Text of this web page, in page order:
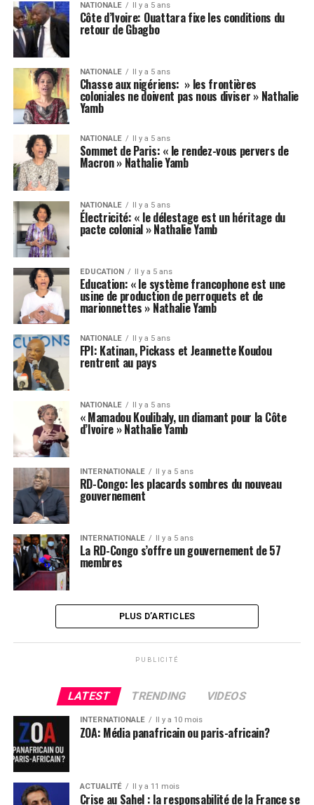
NATIONALE Il y a 5 ans
Côte d’Ivoire: Ouattara fixe les conditions du
retour de Gbagbo
NATIONALE Il y a 5 ans
Chasse aux nigériens: » les frontières
coloniales ne doivent pas nous diviser » Nathalie
Yamb
NATIONALE Il y a 5 ans
Sommet de Paris: « le rendez-vous pervers de
Macron » Nathalie Yamb
NATIONALE Il y a 5 ans
Électricité: « le délestage est un héritage du
pacte colonial » Nathalie Yamb
EDUCATION Il y a 5 ans
Education: « le système francophone est une
usine de production de perroquets et de
marionnettes » Nathalie Yamb
NATIONALE Il y a 5 ans
FPI: Katinan, Pickass et Jeannette Koudou
rentrent au pays
NATIONALE Il y a 5 ans
« Mamadou Koulibaly, un diamant pour la Côte
d’Ivoire » Nathalie Yamb
INTERNATIONALE Il y a 5 ans
RD-Congo: les placards sombres du nouveau
gouvernement
INTERNATIONALE Il y a 5 ans
La RD-Congo s’offre un gouvernement de 57
membres
PLUS D’ARTICLES
PUBLICITÉ
LATEST TRENDING VIDEOS
INTERNATIONALE Il y a 10 mois
ZOA: Média panafricain ou paris-africain?
ACTUALITÉ Il y a 11 mois
Crise au Sahel : la responsabilité de la France se